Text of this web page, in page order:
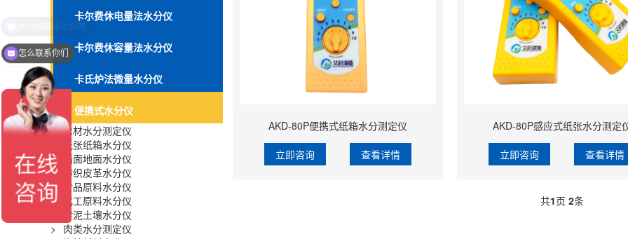
卡尔费休电量法水分仪
卡尔费休容量法水分仪
卡氏炉法微量水分仪
便携式水分仪
> 木材水分测定仪
纸张纸箱水分仪
>
墙面地面水分仪
>
纺织皮革水分仪
>
食品原料水分仪
>
化工原料水分仪
污泥土壤水分仪
> 肉类水分测定仪
AKD-80P便携式纸箱水分测定仪
立即咨询 查看详情
AKD-80P感应式纸张水分测定
立即咨询 查看详情
共1页 2条
怎么联系你们